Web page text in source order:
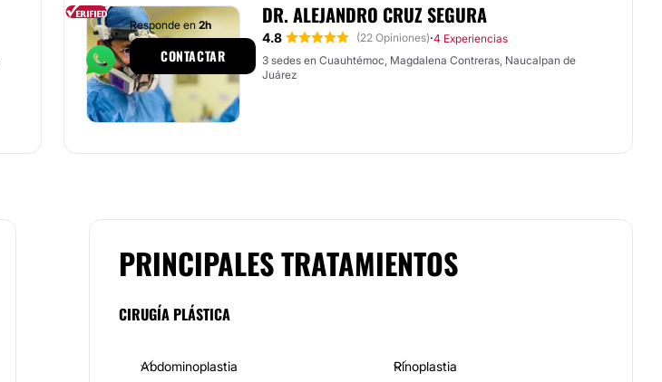
DR. ALEJANDRO CRUZ SEGURA
4.8 (22 Opiniones)·4 Experiencias
3 sedes en Cuauhtémoc, Magdalena Contreras, Naucalpan de
Juárez
Responde en 2h
CONTACTAR
PRINCIPALES TRATAMIENTOS
CIRUGÍA PLÁSTICA
Abdominoplastia Rinoplastia